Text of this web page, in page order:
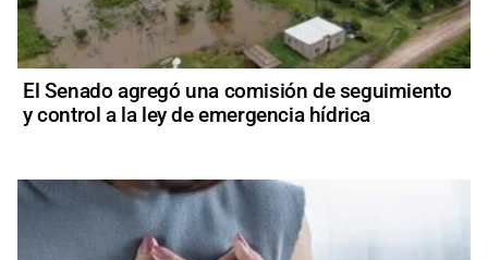
El Senado agregó una comisión de seguimiento
y control a la ley de emergencia hídrica